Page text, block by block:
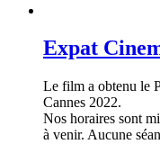
Expat
Le film a obtenu le
Cannes 2022.
Nos horaires sont
à venir. Aucune